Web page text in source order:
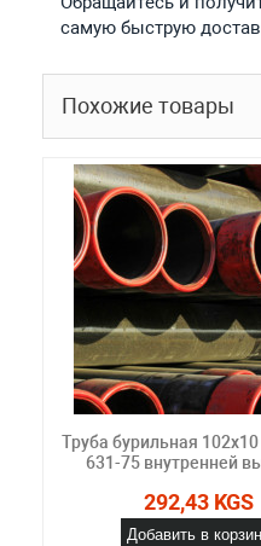
самую быструю
Похожие товары
Труба бурильная
631-75 внутренней
292,43 KGS
Добавить в